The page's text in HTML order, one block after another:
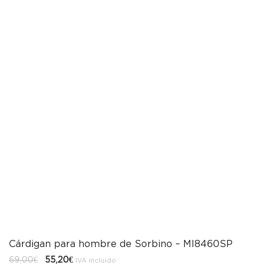
Cárdigan para hombre de Sorbino – MI8460SP
69,00€
El55,20€ElIVA incluido